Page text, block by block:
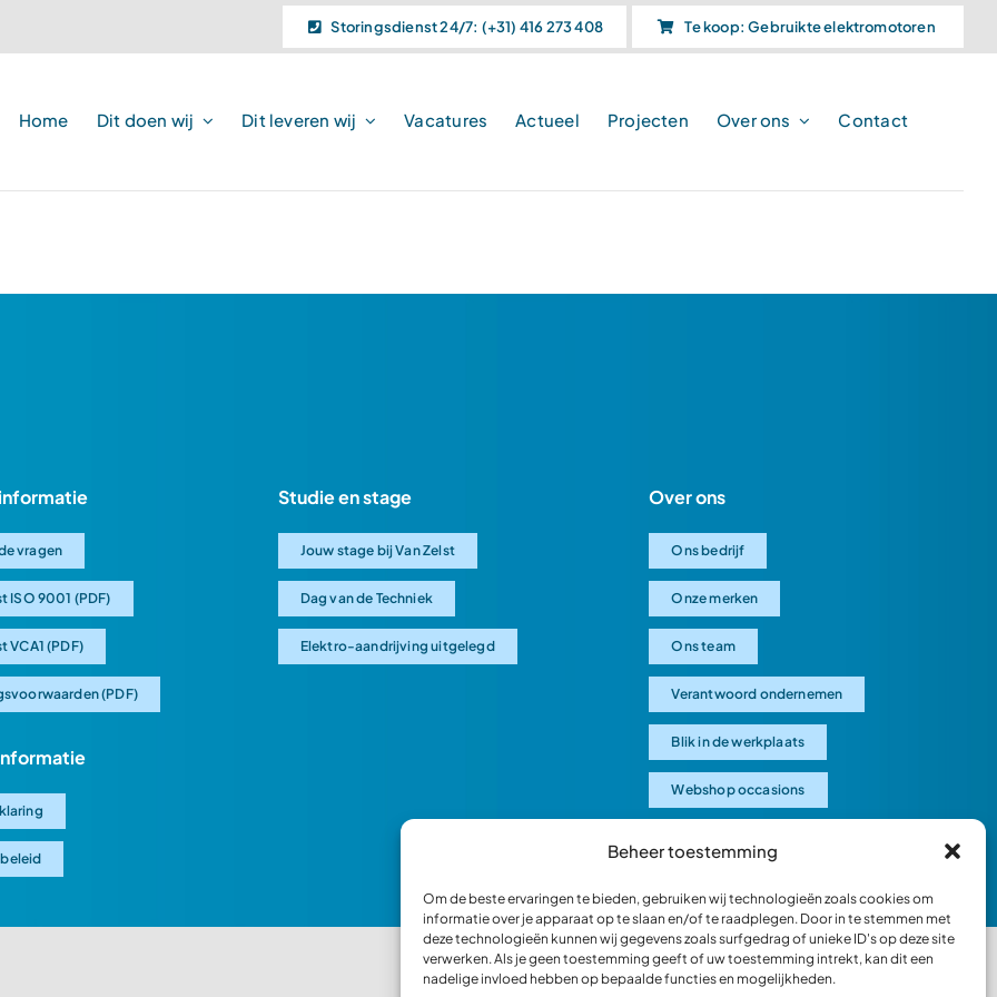
Beheer toestemming
Om de beste ervaringen te bieden, gebruiken wij technologieën zoals cookies om
informatie over je apparaat op te slaan en/of te raadplegen. Door in te stemmen met
deze technologieën kunnen wij gegevens zoals surfgedrag of unieke ID's op deze site
verwerken. Als je geen toestemming geeft of uw toestemming intrekt, kan dit een
nadelige invloed hebben op bepaalde functies en mogelijkheden.
Storingsdienst 24/7: (+31) 416 273 408 Te koop: Gebruikte elektromotoren
Home Dit doen wij Dit leveren wij Vacatures Actueel Projecten Over ons Contact
vragen
ISO 9001 (PDF)
VCA1 (PDF)
(PDF)
Studie en stage
Jouw stage bij Van Zelst
Dag van de Techniek
Elektro-aandrijving uitgelegd
Over ons
Ons bedrijf
Onze merken
Ons team
Verantwoord ondernemen
Blik in de werkplaats
Webshop occasions